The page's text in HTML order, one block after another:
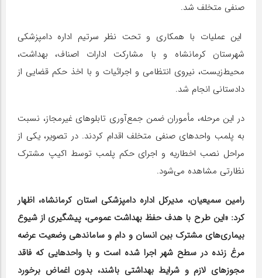
صنفی متخلف شد.
این عملیات با همکاری و تحت نظر سرتیم اداره دامپزشکی
شهرستان کرمانشاه و با مشارکت ادارات اصناف، بهداشت،
محیط‌زیست، نیروی انتظامی و اجرائیات و با اخذ حکم قضایی از
دادستانی انجام شد.
در این مرحله، مأموران ضمن جمع‌آوری تابلوهای غیرمجاز، نسبت
به پلمب واحدهای صنفی متخلف اقدام کردند. در تصویر، یکی از
مراحل نصب اخطاریه و اجرای حکم پلمب توسط اکیپ مشترک
نظارتی مشاهده می‌شود.
رامین سمیعیان، مدیرکل اداره دامپزشکی استان کرمانشاه، اظهار
کرد: «این طرح با هدف حفظ بهداشت عمومی، پیشگیری از شیوع
بیماری‌های مشترک بین انسان و دام و ساماندهی وضعیت عرضه
مرغ زنده در سطح شهر اجرا شده است و با واحدهایی که فاقد
مجوزهای لازم و شرایط بهداشتی باشند، بدون اغماض برخورد